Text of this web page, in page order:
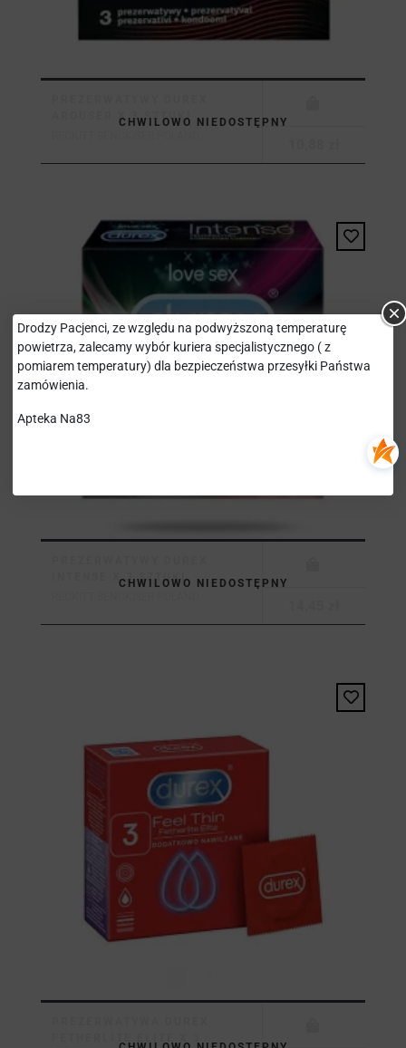
CHWILOWO NIEDOSTĘPNY
AROUSER X 3 SZTUKI
CHWILOWO NIEDOSTĘPNY
INTENSE X 3 SZTUKI
Drodzy Pacjenci, ze względu na podwyższoną temperaturę
powietrza, zalecamy wybór kuriera specjalistycznego ( z
pomiarem temperatury) dla bezpieczeństwa przesyłki Państwa
zamówienia.
Apteka Na83